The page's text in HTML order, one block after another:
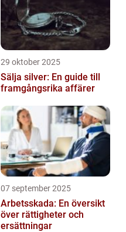
29 oktober 2025
Sälja silver: En guide till
framgångsrika affärer
07 september 2025
Arbetsskada: En översikt
över rättigheter och
ersättningar